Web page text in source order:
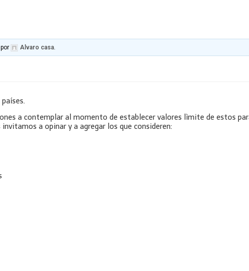
por Alvaro casa.
a contemplar al momento de establecer valores lìmite de estos
a opinar y a agregar los que consideren: